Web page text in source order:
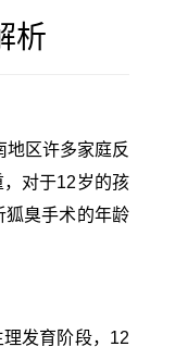
析
地区许多家庭反
对于12岁的孩
狐臭手术的年龄
发育阶段，12